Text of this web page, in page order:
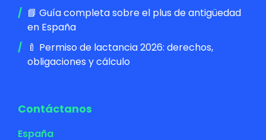
📘 Guía completa sobre el plus de antigüedad
en España
🍼 Permiso de lactancia 2026: derechos,
obligaciones y cálculo
Contáctanos
España